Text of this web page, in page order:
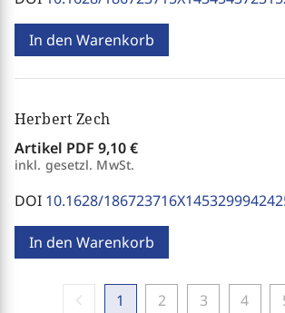
In den Warenkorb
Herbert Zech
Artikel PDF 9,10 €
inkl. gesetzl. MwSt.
DOI 10.1628/
In den Warenkorb
1 2 3 4